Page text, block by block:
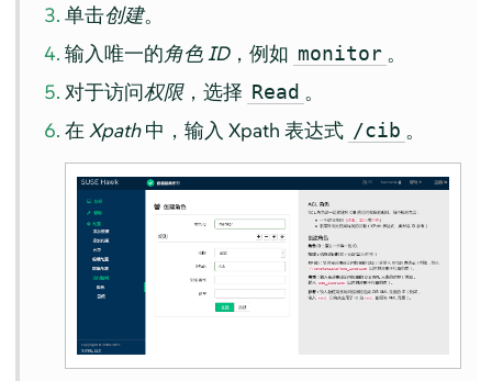
单击创建。
输入唯一的角色 ID，例如 monitor 。
对于访问权限，选择 Read 。
在Xpath中，输入 Xpath 表达式 /cib 。